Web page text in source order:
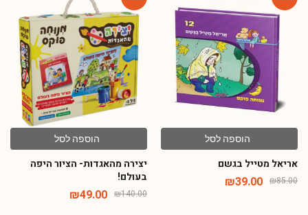
אריאל מטייל בגשם
₪39.00
הוספה לסל
יצירה מהאגדות- הציור היפה
בעולם!
₪ 140.00
₪ 49.00